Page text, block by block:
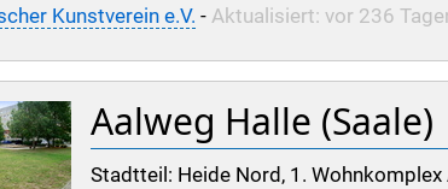
Kunstverein e.V. - Aktualisiert: vor 236
Aalweg Halle (Saale)
Stadtteil: Heide Nord, 1. Wohnkomplex